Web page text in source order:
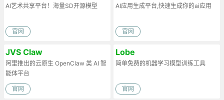
AI艺术共享平台！海量SD开源模型
官网
AI应用生成平台,快速生成你的ai应用
官网
JVS Claw
阿里推出的云原生 OpenClaw 类 AI 智
能体平台
官网
Lobe
简单免费的机器学习模型训练工具
官网